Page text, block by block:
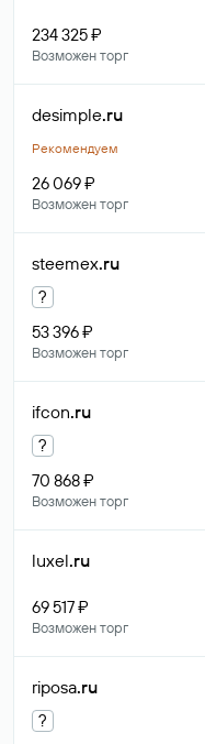
234 325 ₽
Возможен торг
desimple.ru
Рекомендуем
26 069 ₽
Возможен торг
steemex.ru
?
53 396 ₽
Возможен торг
ifcon.ru
?
70 868 ₽
Возможен торг
luxel.ru
69 517 ₽
Возможен торг
riposa.ru
?